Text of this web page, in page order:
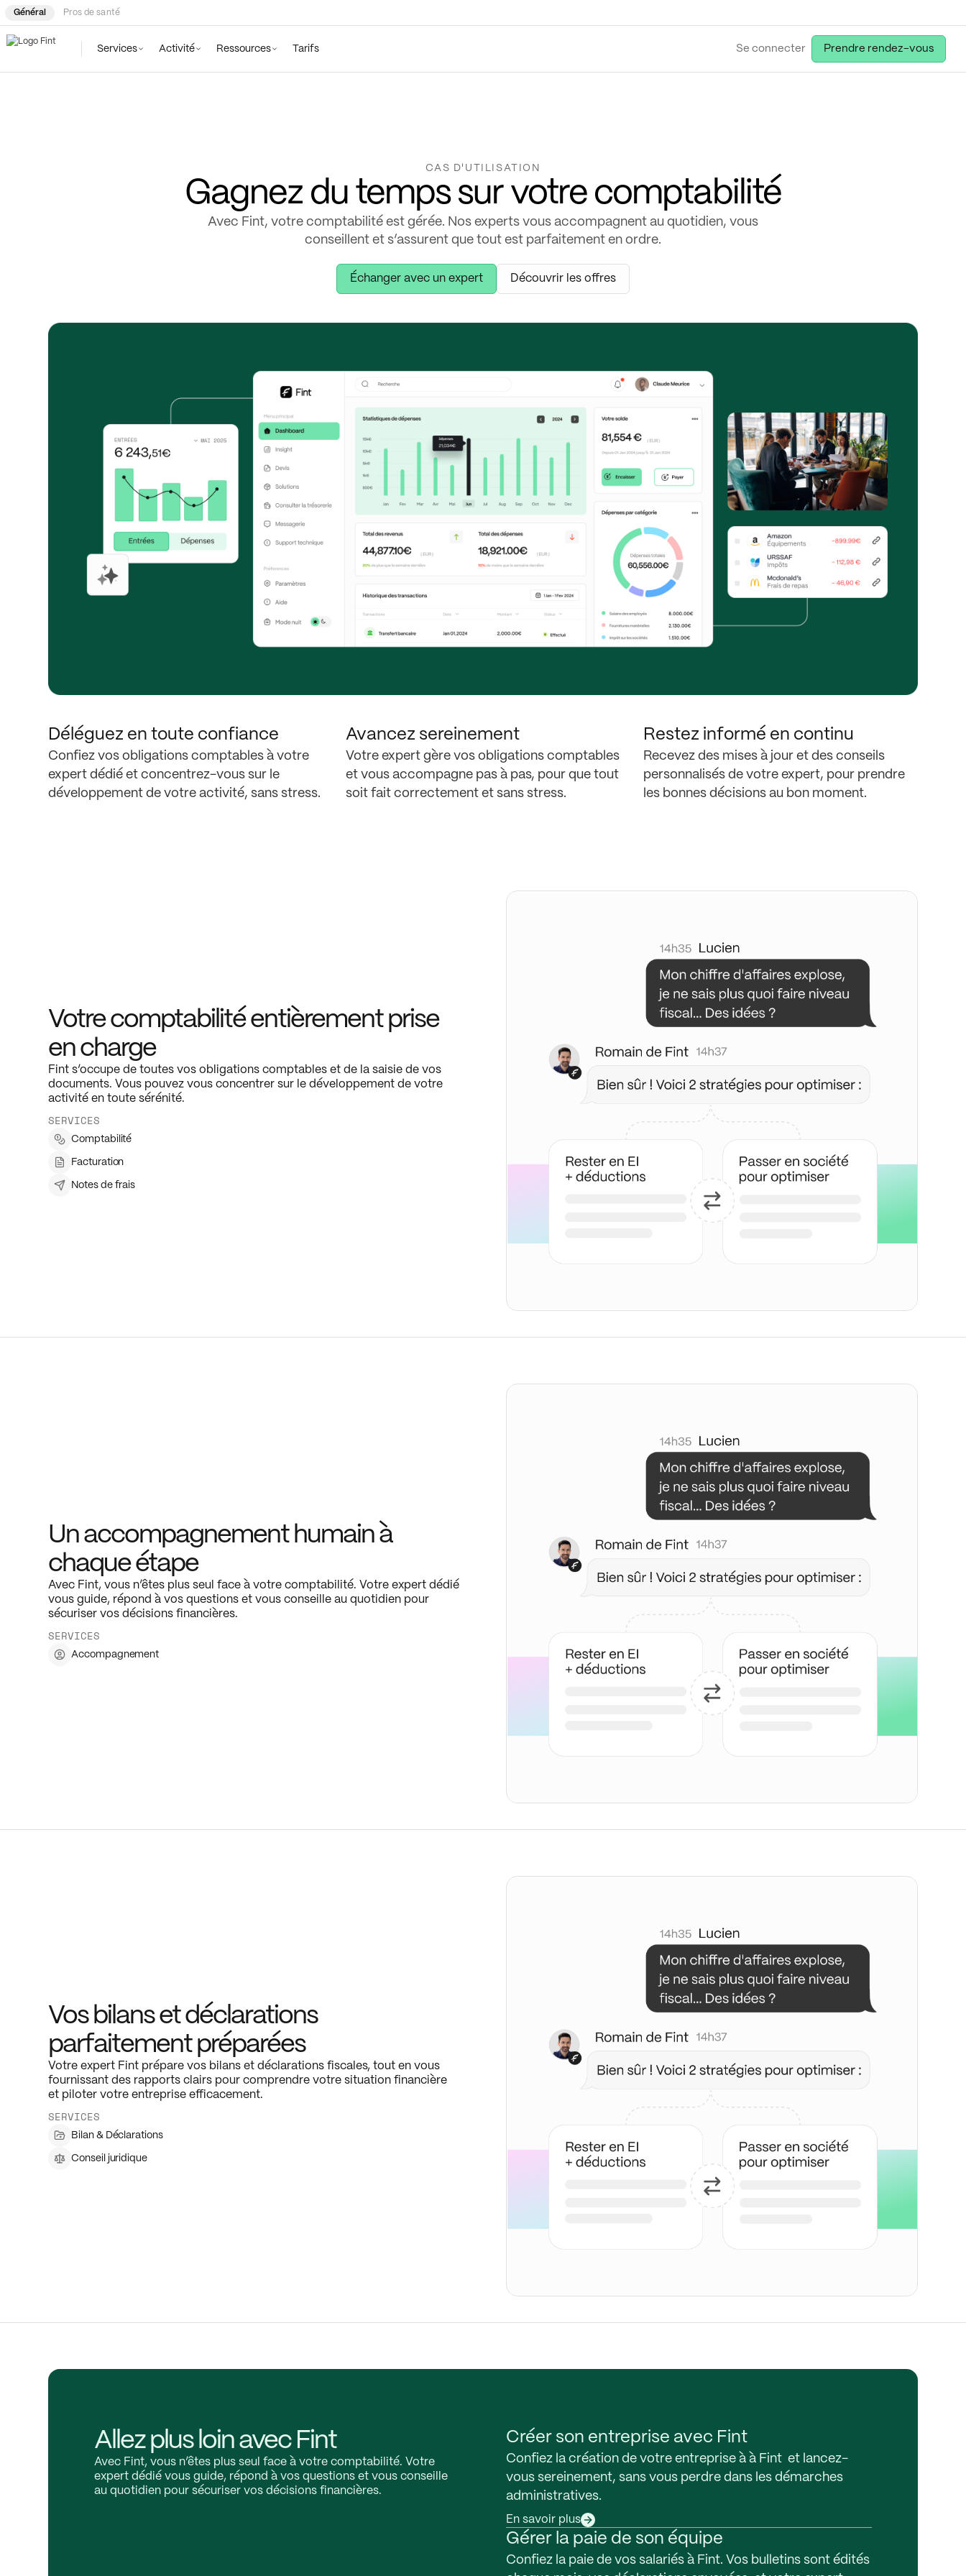
Général Pros de santé
Services Activité Ressources Tarifs Se connecter Prendre rendez-vous
CAS D'UTILISATION
Gagnez du temps sur votre comptabilité
Avec Fint, votre comptabilité est gérée. Nos experts vous accompagnent au quotidien, vous
conseillent et s’assurent que tout est parfaitement en ordre.
Échanger avec un expert Découvrir les offres
Déléguez en toute confiance
Confiez vos obligations comptables à votre
expert dédié et concentrez-vous sur le
développement de votre activité, sans stress.
Avancez sereinement
Votre expert gère vos obligations comptables
et vous accompagne pas à pas, pour que tout
soit fait correctement et sans stress.
Restez informé en continu
Recevez des mises à jour et des conseils
personnalisés de votre expert, pour prendre
les bonnes décisions au bon moment.
Votre comptabilité entièrement prise
en charge
Fint s’occupe de toutes vos obligations comptables et de la saisie de vos
documents. Vous pouvez vous concentrer sur le développement de votre
activité en toute sérénité.
SERVICES
Comptabilité
Facturation
Notes de frais
Un accompagnement humain à
chaque étape
Avec Fint, vous n’êtes plus seul face à votre comptabilité. Votre expert dédié
vous guide, répond à vos questions et vous conseille au quotidien pour
sécuriser vos décisions financières.
SERVICES
Accompagnement
Vos bilans et déclarations
parfaitement préparées
Votre expert Fint prépare vos bilans et déclarations fiscales, tout en vous
fournissant des rapports clairs pour comprendre votre situation financière
et piloter votre entreprise efficacement.
SERVICES
Bilan & Déclarations
Conseil juridique
Allez plus loin avec Fint
Avec Fint, vous n’êtes plus seul face à votre comptabilité. Votre
expert dédié vous guide, répond à vos questions et vous conseille
au quotidien pour sécuriser vos décisions financières.
Créer son entreprise avec Fint
Confiez la création de votre entreprise à à Fint et lancez-
vous sereinement, sans vous perdre dans les démarches
administratives.
En savoir plus
Gérer la paie de son équipe
Confiez la paie de vos salariés à Fint. Vos bulletins sont édités